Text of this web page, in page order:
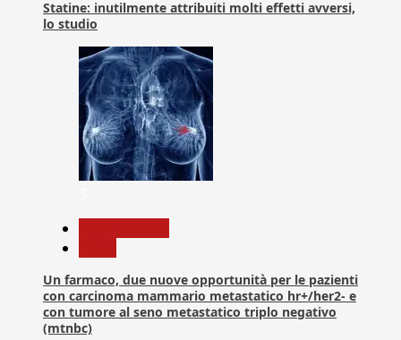
Statine: inutilmente attribuiti molti effetti avversi,
lo studio
Un farmaco, due nuove opportunità per le pazienti
con carcinoma mammario metastatico hr+/her2- e
con tumore al seno metastatico triplo negativo
(mtnbc)